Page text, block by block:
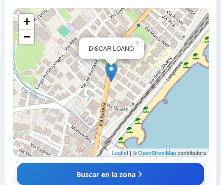
DISCAR LOANO
×
+
−
Leaflet | ©OpenStreetMapcontributors
Buscar en la zona